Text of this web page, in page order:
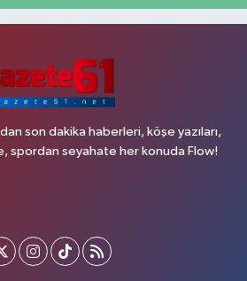
son dakika haberleri, köşe yazıları,
spordan seyahate her konuda Flow!